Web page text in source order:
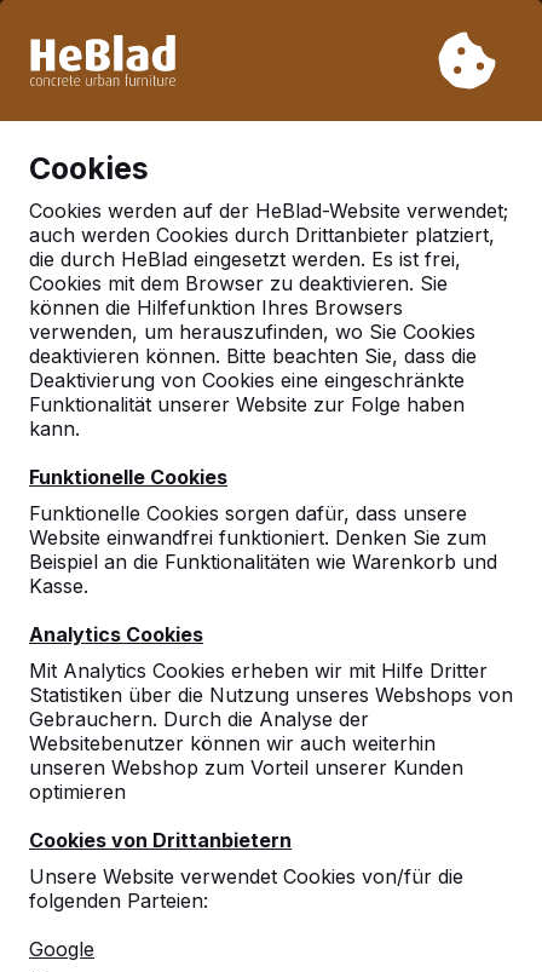
Woche 33 nicht. Bitte berücksichtigen Sie daher längere
Cookies
Cookies werden auf der HeBlad-Website verwendet;
auch werden Cookies durch Drittanbieter platziert,
die durch HeBlad eingesetzt werden. Es ist frei,
Cookies mit dem Browser zu deaktivieren. Sie
können die Hilfefunktion Ihres Browsers
verwenden, um herauszufinden, wo Sie Cookies
deaktivieren können. Bitte beachten Sie, dass die
Deaktivierung von Cookies eine eingeschränkte
Funktionalität unserer Website zur Folge haben
kann.
Funktionelle Cookies
Funktionelle Cookies sorgen dafür, dass unsere
Website einwandfrei funktioniert. Denken Sie zum
Beispiel an die Funktionalitäten wie Warenkorb und
Kasse.
Analytics Cookies
Mit Analytics Cookies erheben wir mit Hilfe Dritter
Statistiken über die Nutzung unseres Webshops von
Gebrauchern. Durch die Analyse der
Websitebenutzer können wir auch weiterhin
unseren Webshop zum Vorteil unserer Kunden
optimieren
Cookies von Drittanbietern
Unsere Website verwendet Cookies von/für die
folgenden Parteien:
Google
Deutschland
Referenties in:
Saarbrucken
Geen reviews gevonden voor deze
Referenzen